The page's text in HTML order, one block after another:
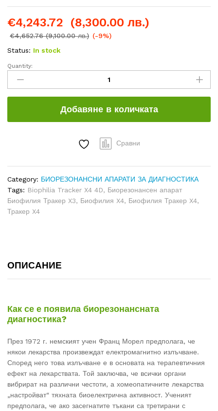
€4,243.72 (8,300.00 лв.)
€4,652.76 (9,100.00 лв.) (-9%)
Status: In stock
BIOPHILIA
TRACKER
X4
MAX
NLS
4D)
ЛАПТОП
quantity
Quantity:
Добавяне в количката
Сравни
Category: БИОРЕЗОНАНСНИ АПАРАТИ ЗА ДИАГНОСТИКА
Tags: Biophilia Tracker X4 4D, Биорезонансен апарат
Биофилия Тракер X3, Биофилия X4, Биофилия Тракер X4,
Тракер X4
ОПИСАНИЕ
Как се е появила биорезонансната
диагностика?
През 1972 г. немският учен Франц Морел предполага, че
някои лекарства произвеждат електромагнитно излъчване.
Според него това излъчване е в основата на терапевтичния
ефект на лекарствата. Той заключва, че всички органи
вибрират на различни честоти, а хомеопатичните лекарства
„настройват“ тяхната биоелектрична активност. Ученият
предполага, че ако засегнатите тъкани са третирани с